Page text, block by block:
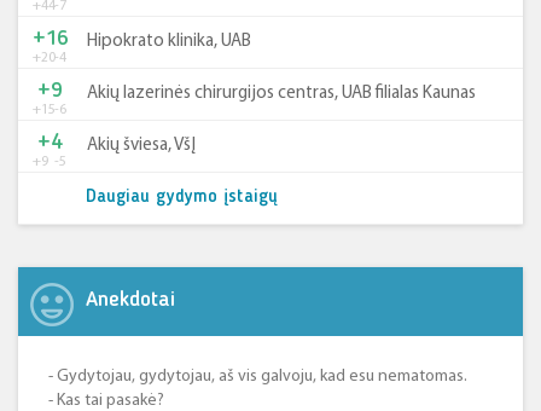
+44-7
+20-4
+16 Hipokrato klinika, UAB
+15-6
+9 Akių lazerinės chirurgijos centras, UAB filialas Kaunas
+9 -5
+4 Akių šviesa, VšĮ
Daugiau gydymo įstaigų
Anekdotai
- Gydytojau, gydytojau, aš vis galvoju, kad esu nematomas.
- Kas tai pasakė?